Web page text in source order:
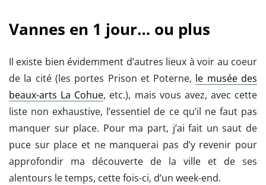
Vannes en 1 jour… ou plus
Il existe bien évidemment d’autres lieux à voir au coeur
de la cité (les portes Prison et Poterne, le musée des
beaux-arts La Cohue, etc.), mais vous avez, avec cette
liste non exhaustive, l’essentiel de ce qu’il ne faut pas
manquer sur place. Pour ma part, j’ai fait un saut de
puce sur place et ne manquerai pas d’y revenir pour
approfondir ma découverte de la ville et de ses
alentours le temps, cette fois-ci, d’un week-end.